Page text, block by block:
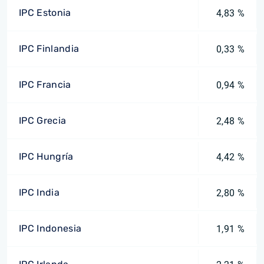
IPC Estonia 4,83 %
IPC Finlandia 0,33 %
IPC Francia 0,94 %
IPC Grecia 2,48 %
IPC Hungría 4,42 %
IPC India 2,80 %
IPC Indonesia 1,91 %